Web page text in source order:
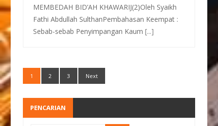
MEMBEDAH BID’AH KHAWARIJ(2)Oleh Syaikh
Fathi Abdullah SulthanPembahasan Keempat :
Sebab-sebab Penyimpangan Kaum[...]
1 2 3 Next
PENCARIAN